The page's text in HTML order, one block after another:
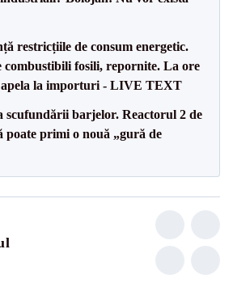
restricțiile de consum energetic.
combustibili fosili, repornite. La ore
apela la importuri - LIVE TEXT
scufundării barjelor. Reactorul 2 de
poate primi o nouă „gură de